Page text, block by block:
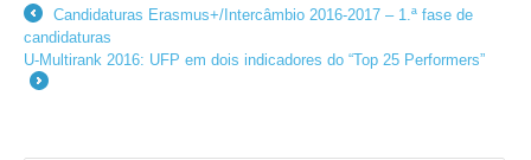
←
Candidaturas Erasmus+/Intercâmbio 2016-2017 – 1.ª fase de
candidaturas
U-Multirank 2016: UFP em dois indicadores do “Top 25 Performers”